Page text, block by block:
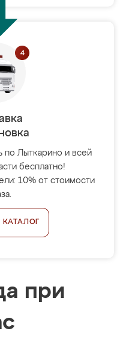
по Лыткарино и всей
бесплатно!
10% от стоимости
КАТАЛОГ
при